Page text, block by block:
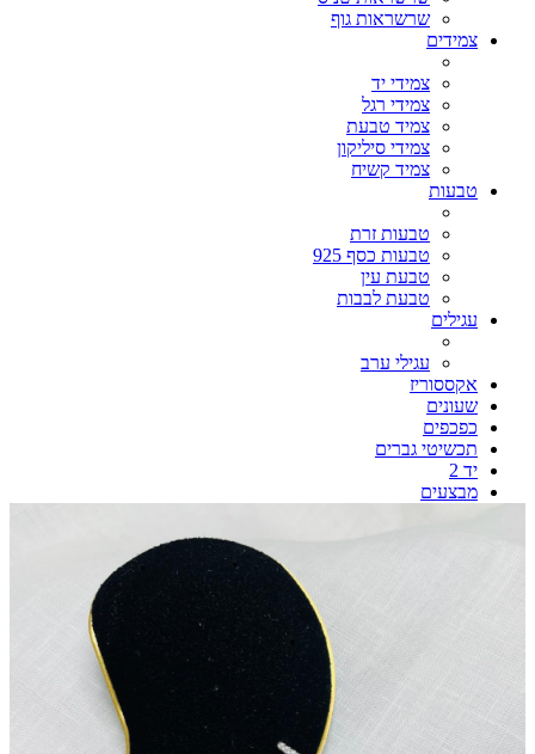
שרשראות גוף
צמידים
צמידי יד
צמידי רגל
צמיד טבעת
צמידי סיליקון
צמיד קשיח
טבעות
טבעות זרת
טבעות כסף 925
טבעת עין
טבעת לבבות
עגילים
עגילי ערב
אקססוריז
שעונים
כפכפים
תכשיטי גברים
יד 2
מבצעים